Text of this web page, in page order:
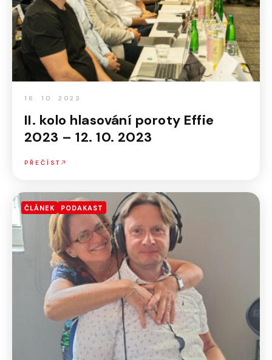
16. 10. 2023
II. kolo hlasování poroty Effie
2023 – 12. 10. 2023
PŘEČÍST
ČLÁNEK PODAKAST